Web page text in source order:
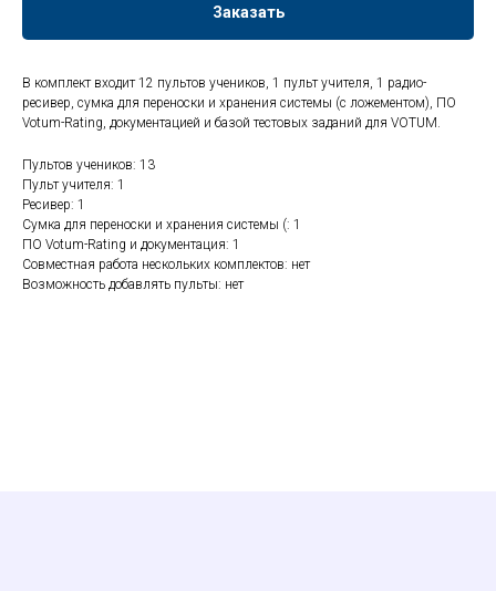
Заказать
В комплект входит 12 пультов учеников, 1 пульт учителя, 1 радио-
ресивер, сумка для переноски и хранения системы (с ложементом), ПО
Votum-Rating, документацией и базой тестовых заданий для VOTUM.
Пультов учеников: 13
Пульт учителя: 1
Ресивер: 1
Сумка для переноски и хранения системы (: 1
ПО Votum-Rating и документация: 1
Совместная работа нескольких комплектов: нет
Возможность добавлять пульты: нет